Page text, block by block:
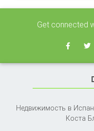
Get connected
Недвижимость в
Коста